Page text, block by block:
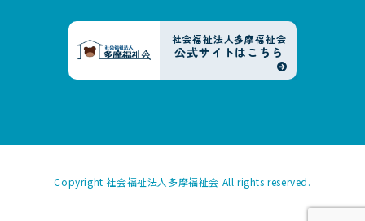
社会福祉法人多摩福祉会
公式サイトはこちら
Copyright 社会福祉法人多摩福祉会 All rights reserved.